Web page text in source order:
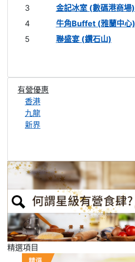
3
金記冰室 (數碼港商場)
4
牛角Buffet (雅蘭中心)
5
聯盛宴 (鑽石山)
有營優惠
香港
九龍
新界
精選項目